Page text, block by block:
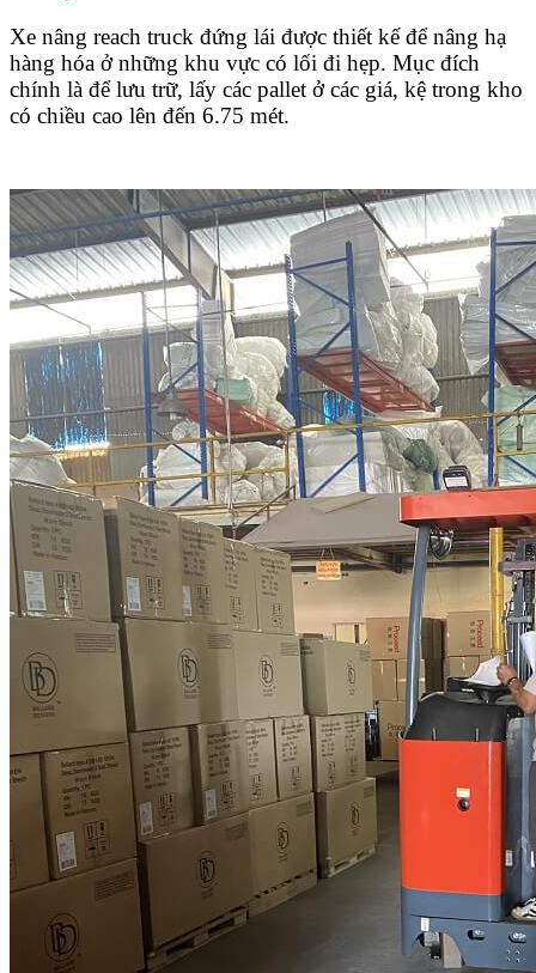
Xe nâng reach truck đứng lái được thiết kế để nâng hạ
hàng hóa ở những khu vực có lối đi hẹp. Mục đích
chính là để lưu trữ, lấy các pallet ở các giá, kệ trong kho
có chiều cao lên đến 6.75 mét.